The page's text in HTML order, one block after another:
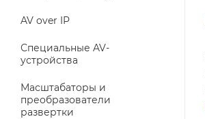
AV over IP
Специальные AV-
устройства
Масштабаторы и
преобразователи
развертки